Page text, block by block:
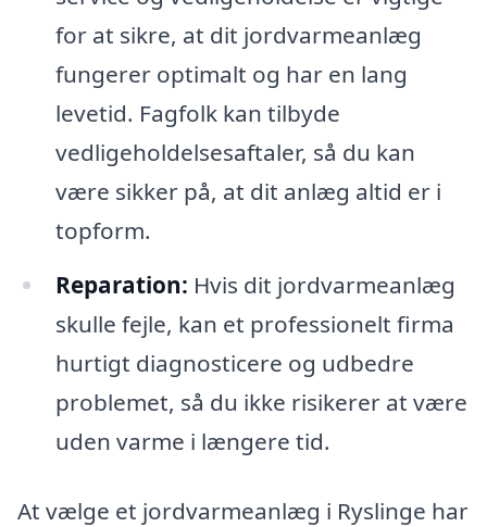
for at sikre, at dit jordvarmeanlæg
fungerer optimalt og har en lang
levetid. Fagfolk kan tilbyde
vedligeholdelsesaftaler, så du kan
være sikker på, at dit anlæg altid er i
topform.
Reparation: Hvis dit jordvarmeanlæg
skulle fejle, kan et professionelt firma
hurtigt diagnosticere og udbedre
problemet, så du ikke risikerer at være
uden varme i længere tid.
At vælge et jordvarmeanlæg i Ryslinge har